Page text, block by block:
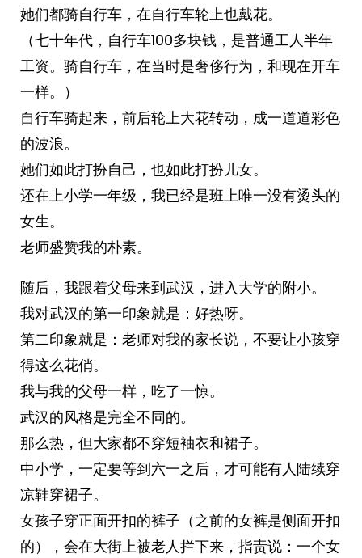
她们都骑自行车，在自行车轮上也戴花。
（七十年代，自行车100多块钱，是普通工人半年
工资。骑自行车，在当时是奢侈行为，和现在开车
一样。）
自行车骑起来，前后轮上大花转动，成一道道彩色
的波浪。
她们如此打扮自己，也如此打扮儿女。
还在上小学一年级，我已经是班上唯一没有烫头的
女生。
老师盛赞我的朴素。
随后，我跟着父母来到武汉，进入大学的附小。
我对武汉的第一印象就是：好热呀。
第二印象就是：老师对我的家长说，不要让小孩穿
得这么花俏。
我与我的父母一样，吃了一惊。
武汉的风格是完全不同的。
那么热，但大家都不穿短袖衣和裙子。
中小学，一定要等到六一之后，才可能有人陆续穿
凉鞋穿裙子。
女孩子穿正面开扣的裤子（之前的女裤是侧面开扣
的），会在大街上被老人拦下来，指责说：一个女